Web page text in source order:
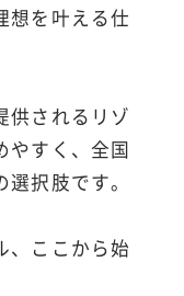
想を叶える仕
供されるリゾ
やすく、全国
択肢です。
、ここから始